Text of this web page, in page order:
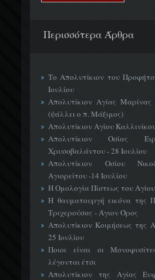
Περισσότερα Άρθρα
Το Απολυτίκιον του
Ιουλίου
Απολυτίκιον Αγίας Μαρίνας
(ψάλλει ο π. Μάξιμος)
Απολυτίκιον Αγίου
Απολυτίκιον Οσίας
Χρυσοβαλάντου - 28 Ιουλίου
Απολυτίκιον Οσίου
Αγιορείτου -14 Ιουλίου
Η Ομολογία Πίστεως του
Η θαυματουργή εικόνα της
Τριχερούσας - Άγιον Όρος
Απολυτίκιον Κοιμήσεως της
25 Ιουλίου
Ποιοι είναι οι
λέγονται έτσι
Απολυτίκιον της Αγίας